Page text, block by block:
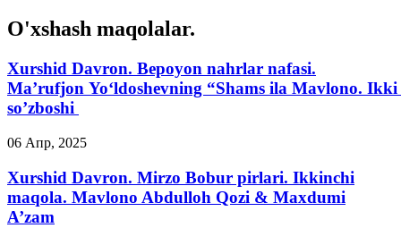
O'xshash maqolalar.
Xurshid Davron. Bepoyon nahrlar nafasi.
Ma’rufjon Yo‘ldoshevning “Shams ila Mavlono.
so’zboshi
06 Апр, 2025
Xurshid Davron. Mirzo Bobur pirlari. Ikkinchi
maqola. Mavlono Abdulloh Qozi & Maxdumi
A’zam